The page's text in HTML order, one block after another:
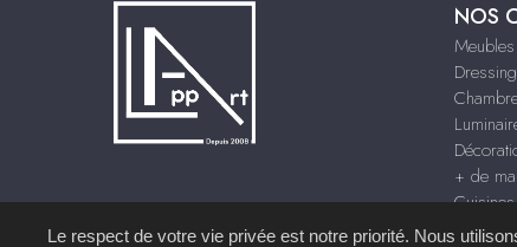
NOS
Meubles
+ de
Le respect de votre vie privée est notre priorité. Nous